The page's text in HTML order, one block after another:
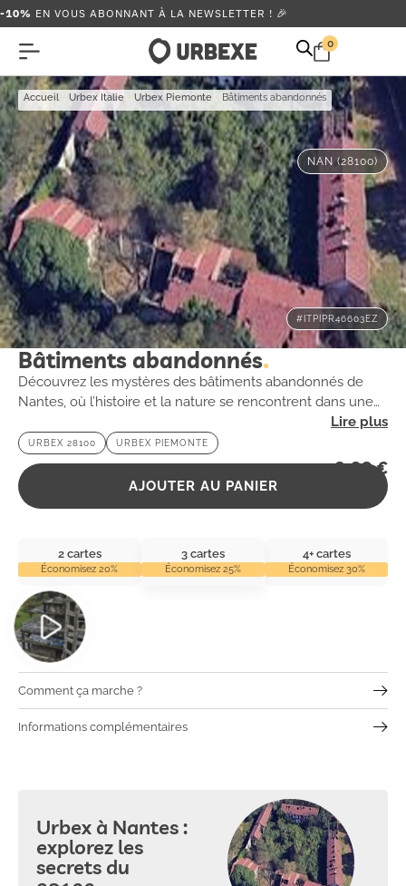
-10% EN VOUS ABONNANT À LA NEWSLETTER ! 🎉
0
Accueil - Urbex Italie - Urbex Piemonte - Bâtiments abandonnés
NAN (28100)
#ITPIPR46603EZ
Bâtiments abandonnés
Découvrez les mystères des bâtiments abandonnés de
Nantes, où l’histoire et la nature se rencontrent dans une
atmosphère énigmatique. Un lieu idéal pour les
passionnés d’urbex !
URBEX 28100 URBEX PIEMONTE
2,99€
AJOUTER AU PANIER
2 cartes
Économisez 20%
3 cartes
Économisez 25%
4+ cartes
Économisez 30%
Comment ça marche ?
Informations complémentaires
Urbex à Nantes :
explorez les
secrets du